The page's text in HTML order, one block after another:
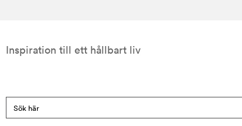
Inspiration till ett hållbart liv